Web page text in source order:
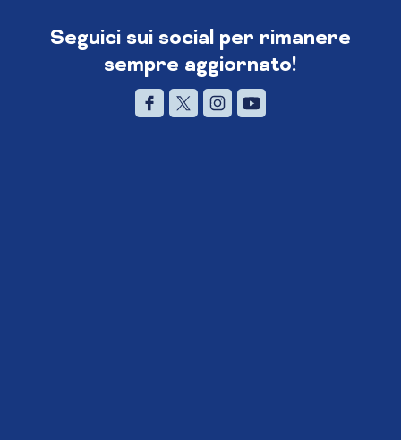
Seguici sui social per rimanere
sempre aggiornato!